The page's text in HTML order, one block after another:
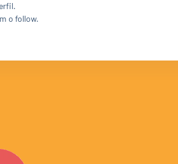
o follow.